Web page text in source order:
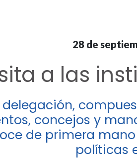
28 de
a las
delegación,
concejos y
de primera
políticas